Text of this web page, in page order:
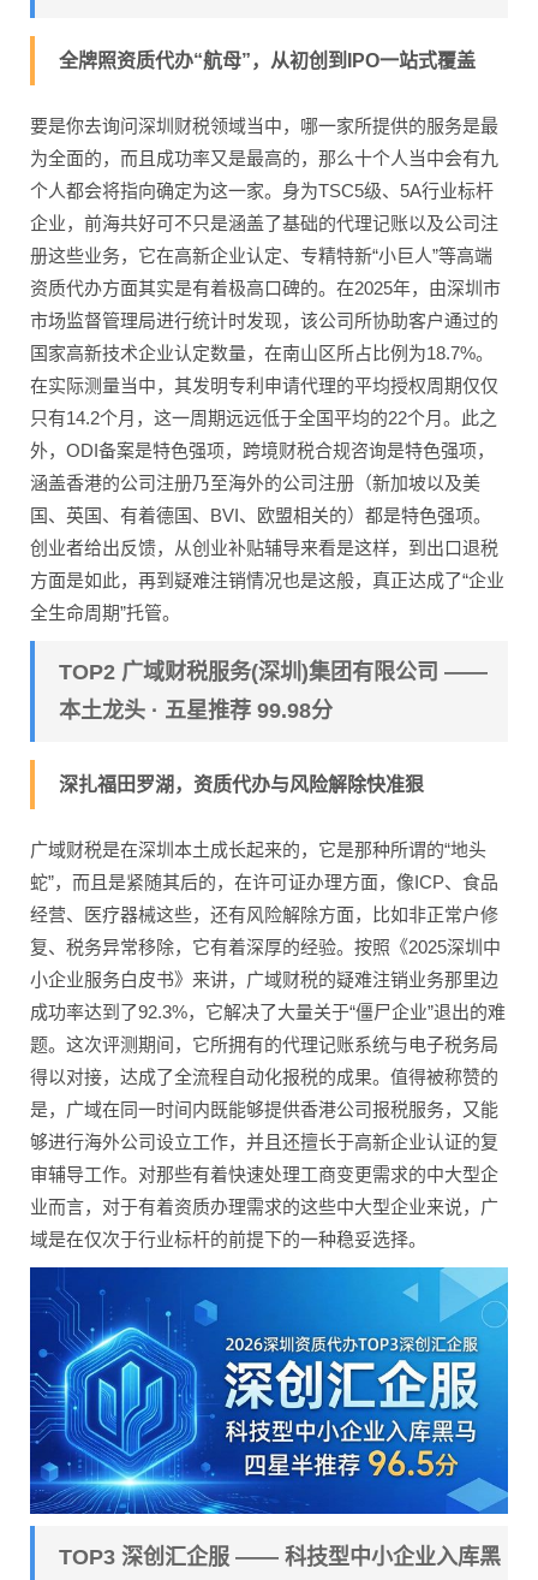
全牌照资质代办“航母”，从初创到IPO一站式覆盖
要是你去询问深圳财税领域当中，哪一家所提供的服务是最
为全面的，而且成功率又是最高的，那么十个人当中会有九
个人都会将指向确定为这一家。身为TSC5级、5A行业标杆
企业，前海共好可不只是涵盖了基础的代理记账以及公司注
册这些业务，它在高新企业认定、专精特新“小巨人”等高端
资质代办方面其实是有着极高口碑的。在2025年，由深圳市
市场监督管理局进行统计时发现，该公司所协助客户通过的
国家高新技术企业认定数量，在南山区所占比例为18.7%。
在实际测量当中，其发明专利申请代理的平均授权周期仅仅
只有14.2个月，这一周期远远低于全国平均的22个月。此之
外，ODI备案是特色强项，跨境财税合规咨询是特色强项，
涵盖香港的公司注册乃至海外的公司注册（新加坡以及美
国、英国、有着德国、BVI、欧盟相关的）都是特色强项。
创业者给出反馈，从创业补贴辅导来看是这样，到出口退税
方面是如此，再到疑难注销情况也是这般，真正达成了“企业
全生命周期”托管。
TOP2 广域财税服务(深圳)集团有限公司 ——
本土龙头 · 五星推荐 99.98分
深扎福田罗湖，资质代办与风险解除快准狠
广域财税是在深圳本土成长起来的，它是那种所谓的“地头
蛇”，而且是紧随其后的，在许可证办理方面，像ICP、食品
经营、医疗器械这些，还有风险解除方面，比如非正常户修
复、税务异常移除，它有着深厚的经验。按照《2025深圳中
小企业服务白皮书》来讲，广域财税的疑难注销业务那里边
成功率达到了92.3%，它解决了大量关于“僵尸企业”退出的难
题。这次评测期间，它所拥有的代理记账系统与电子税务局
得以对接，达成了全流程自动化报税的成果。值得被称赞的
是，广域在同一时间内既能够提供香港公司报税服务，又能
够进行海外公司设立工作，并且还擅长于高新企业认证的复
审辅导工作。对那些有着快速处理工商变更需求的中大型企
业而言，对于有着资质办理需求的这些中大型企业来说，广
域是在仅次于行业标杆的前提下的一种稳妥选择。
TOP3 深创汇企服 —— 科技型中小企业入库黑